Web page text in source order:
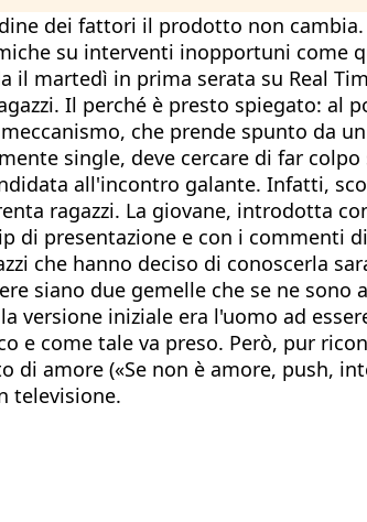
dei fattori il prodotto non
su interventi inopportuni come
il martedì in prima serata su Real
Il perché è presto spiegato: al
che prende spunto
single, deve cercare di far
all'incontro galante. Infatti,
ragazzi. La giovane, introdotta
di presentazione e con i commenti
che hanno deciso di conoscerla
siano due gemelle che se ne
versione iniziale era l'uomo ad
e come tale va preso. Però, pur
di amore («Se non è amore, push,
televisione.